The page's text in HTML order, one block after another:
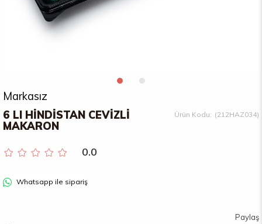
Markasız
6 LI HİNDİSTAN CEVİZLİ
MAKARON
0.0
Whatsapp ile sipariş
(212HAZ034)
Paylaş